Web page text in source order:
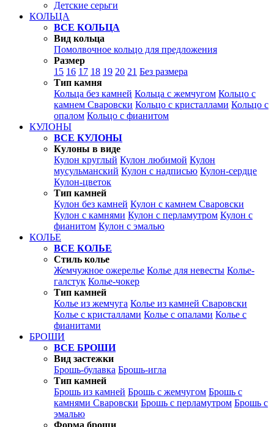
Детские серьги
КОЛЬЦА
ВСЕ КОЛЬЦА
Вид кольца
Помолвочное кольцо для предложения
Размер
15 16 17 18 19 20 21 Без размера
Тип камня
Кольца без камней Кольца с жемчугом Кольцо с
камнем Сваровски Кольцо с кристаллами Кольцо с
опалом Кольцо с фианитом
КУЛОНЫ
ВСЕ КУЛОНЫ
Кулоны в виде
Кулон круглый Кулон любимой Кулон
мусульманский Кулон с надписью Кулон-сердце
Кулон-цветок
Тип камней
Кулон без камней Кулон с камнем Сваровски
Кулон с камнями Кулон с перламутром Кулон с
фианитом Кулон с эмалью
КОЛЬЕ
ВСЕ КОЛЬЕ
Стиль колье
Жемчужное ожерелье Колье для невесты Колье-
галстук Колье-чокер
Тип камней
Колье из жемчуга Колье из камней Сваровски
Колье с кристаллами Колье с опалами Колье с
фианитами
БРОШИ
ВСЕ БРОШИ
Вид застежки
Брошь-булавка Брошь-игла
Тип камней
Брошь из камней Брошь с жемчугом Брошь с
камнями Сваровски Брошь с перламутром Брошь с
эмалью
Форма броши